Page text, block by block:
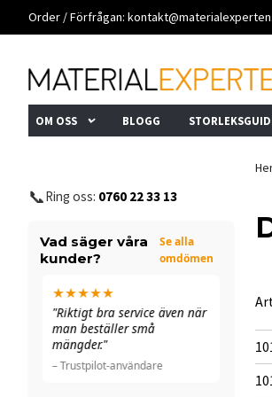
Order / Förfrågan:
OM OSS BLOGG
📞Ring oss: 0760 22 33 13
Vad säger våra
kunder?
Se alla
omdömen
★★★★★
"Riktigt bra service även när
man beställer små
mängder."
– Trustpilot-användare
till
–